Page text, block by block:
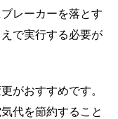
レーカーを落とす
で実行する必要が
がおすすめです。
代を節約すること